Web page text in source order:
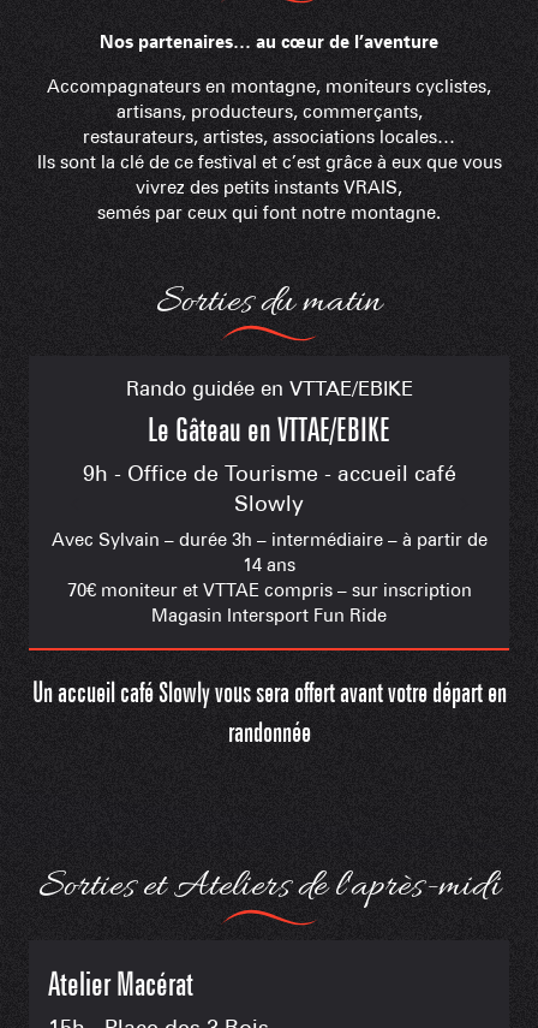
Nos partenaires… au cœur de l’aventure
Accompagnateurs en montagne, moniteurs cyclistes,
artisans, producteurs, commerçants,
restaurateurs, artistes, associations locales…
Ils sont la clé de ce festival et c’est grâce à eux que vous
vivrez des petits instants VRAIS,
semés par ceux qui font notre montagne.
Sorties du matin
Rando guidée en VTTAE/EBIKE
Le Gâteau en VTTAE/EBIKE
9h - Office de Tourisme - accueil café
Slowly
Avec Sylvain – durée 3h – intermédiaire – à partir de
14 ans
70€ moniteur et VTTAE compris – sur inscription
Magasin Intersport Fun Ride
Un accueil café Slowly vous sera offert avant votre départ en
randonnée
Sorties et Ateliers de l'après-midi
Atelier Macérat